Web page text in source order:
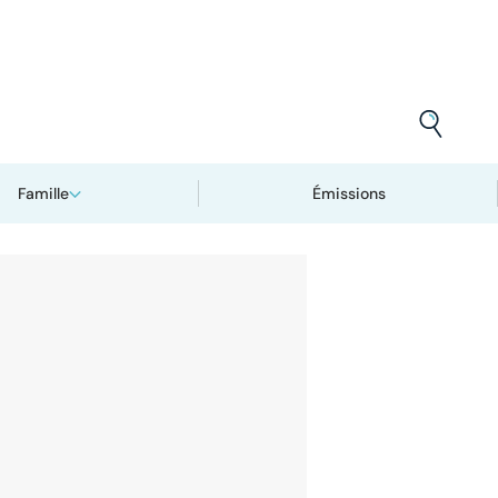
Famille Émissions